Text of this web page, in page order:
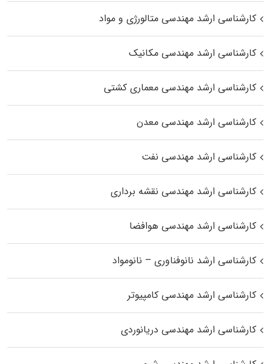
کارشناسی ارشد مهندسی متالورژی و مواد
کارشناسی ارشد مهندسی مکانیک
کارشناسی ارشد مهندسی معماری کشتی
کارشناسی ارشد مهندسی معدن
کارشناسی ارشد مهندسی نفت
کارشناسی ارشد مهندسی نقشه برداری
کارشناسی ارشد مهندسی هوافضا
کارشناسی ارشد نانوفناوری – نانومواد
کارشناسی ارشد مهندسی کامپیوتر
کارشناسی ارشد مهندسی دریانوردی